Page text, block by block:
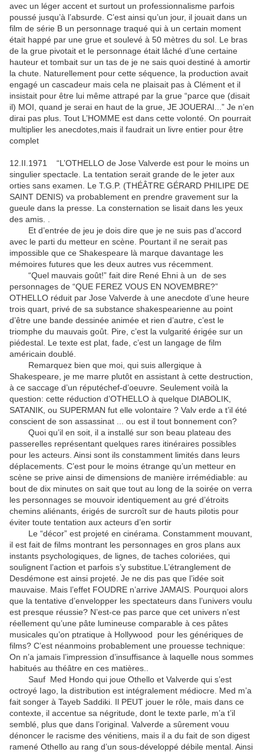
avec un léger accent et surtout un professionnalisme parfois
poussé jusqu’à l’absurde. C’est ainsi qu’un jour, il jouait dans un
film de série B un personnage traqué qui à un certain moment
était happé par une grue et soulevé à 50 mètres du sol. Le bras
de la grue pivotait et le personnage était lâché d’une certaine
hauteur et tombait sur un tas de je ne sais quoi destiné à amortir
la chute. Naturellement pour cette séquence, la production avait
engagé un cascadeur mais cela ne plaisait pas à Clément et il
insistait pour être lui même attrapé par la grue “parce que (disait
il) MOI, quand je serai en haut de la grue, JE JOUERAI...” Je n’en
dirai pas plus. Tout L’HOMME est dans cette volonté. On pourrait
multiplier les anecdotes,mais il faudrait un livre entier pour être
complet
12.II.1971 “L’OTHELLO de Jose Valverde est pour le moins un
singulier spectacle. La tentation serait grande de le jeter aux
orties sans examen. Le T.G.P. (THÉÂTRE GÉRARD PHILIPE DE
SAINT DENIS) va probablement en prendre gravement sur la
gueule dans la presse. La consternation se lisait dans les yeux
des amis. .
Et d’entrée de jeu je dois dire que je ne suis pas d’accord
avec le parti du metteur en scène. Pourtant il ne serait pas
impossible que ce Shakespeare là marque davantage les
mémoires futures que les deux autres vus récemment.
“Quel mauvais goût!” fait dire René Ehni à un de ses
personnages de “QUE FEREZ VOUS EN NOVEMBRE?”
OTHELLO réduit par Jose Valverde à une anecdote d’une heure
trois quart, privé de sa substance shakespearienne au point
d’être une bande dessinée animée et rien d’autre, c’est le
triomphe du mauvais goût. Pire, c’est la vulgarité érigée sur un
piédestal. Le texte est plat, fade, c’est un langage de film
américain doublé.
Remarquez bien que moi, qui suis allergique à
Shakespeare, je me marre plutôt en assistant à cette destruction,
à ce saccage d’un réputéchef-d’oeuvre. Seulement voilà la
question: cette réduction d’OTHELLO à quelque DIABOLIK,
SATANIK, ou SUPERMAN fut elle volontaire ? Valv erde a t’il été
conscient de son assassinat ... ou est il tout bonnement con?
Quoi qu’il en soit, il a installé sur son beau plateau des
passerelles représentant quelques rares itinéraires possibles
pour les acteurs. Ainsi sont ils constamment limités dans leurs
déplacements. C’est pour le moins étrange qu’un metteur en
scène se prive ainsi de dimensions de manière irrémédiable: au
bout de dix minutes on sait que tout au long de la soirée on verra
les personnages se mouvoir identiquement au gré d’étroits
chemins aliénants, érigés de surcroît sur de hauts pilotis pour
éviter toute tentation aux acteurs d’en sortir
Le “décor” est projeté en cinérama. Constamment mouvant,
il est fait de films montrant les personnages en gros plans aux
instants psychologiques, de lignes, de taches coloriées, qui
soulignent l’action et parfois s’y substitue.L’étranglement de
Desdémone est ainsi projeté. Je ne dis pas que l’idée soit
mauvaise. Mais l’effet FOUDRE n’arrive JAMAIS. Pourquoi alors
que la tentative d’envelopper les spectateurs dans l’univers voulu
est presque réussie? N’est-ce pas parce que cet univers n’est
réellement qu’une pâte lumineuse comparable à ces pâtes
musicales qu’on ptratique à Hollywood pour les génériques de
films? C’est néanmoins probablement une prouesse technique:
On n’a jamais l’impression d’insuffisance à laquelle nous sommes
habitués au théâtre en ces matières..
Sauf Med Hondo qui joue Othello et Valverde qui s’est
octroyé Iago, la distribution est intégralement médiocre. Med m’a
fait songer à Tayeb Saddiki. Il PEUT jouer le rôle, mais dans ce
contexte, il accentue sa négritude, dont le texte parle, m’a t’il
semblé, plus que dans l’original. Valverde a sûrement vouu
dénoncer le racisme des vénitiens, mais il a du fait de son digest
ramené Othello au rang d’un sous-développé débile mental. Ainsi